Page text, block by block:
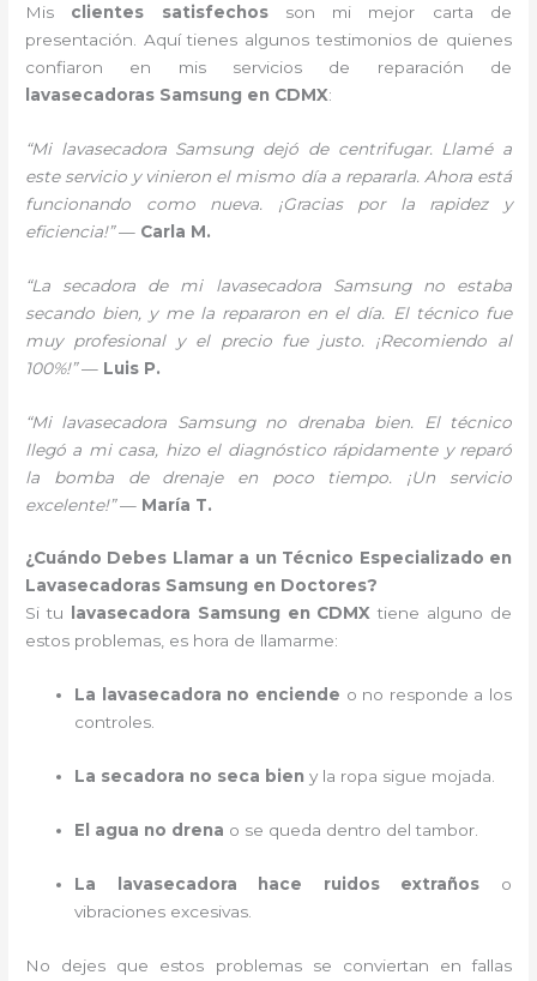
Mis clientes satisfechosson mi mejor carta de
presentación. Aquí tienes algunos testimonios de quienes
confiaron en mis servicios de reparación de
lavasecadoras Samsung en CDMX:
“Mi lavasecadora Samsung dejó de centrifugar. Llamé a
este servicio y vinieron el mismo día a repararla. Ahora está
funcionando como nueva. ¡Gracias por la rapidez y
eficiencia!”— Carla M.
“La secadora de mi lavasecadora Samsung no estaba
secando bien, y me la repararon en el día. El técnico fue
muy profesional y el precio fue justo. ¡Recomiendo al
100%!”— Luis P.
“Mi lavasecadora Samsung no drenaba bien. El técnico
llegó a mi casa, hizo el diagnóstico rápidamente y reparó
la bomba de drenaje en poco tiempo. ¡Un servicio
excelente!”— María T.
¿Cuándo Debes Llamar a un Técnico Especializado en
Lavasecadoras Samsung en Doctores?
Si tu
lavasecadora Samsung en CDMX tiene alguno de
estos problemas, es hora de llamarme:
La lavasecadora no enciende o no responde a los
controles.
La secadora no seca bien y la ropa sigue mojada.
El agua no drena o se queda dentro del tambor.
La lavasecadora hace ruidos extraños o
vibraciones excesivas.
No dejes que estos problemas se conviertan en fallas